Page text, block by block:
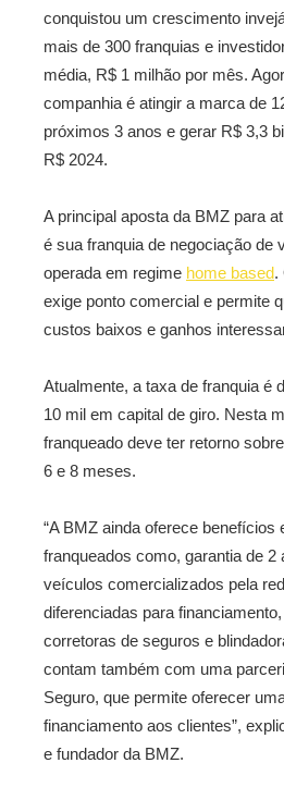
conquistou um crescimento
mais de 300 franquias e
média, R$ 1 milhão por mês.
companhia é atingir a marca de
próximos 3 anos e gerar R$ 3,3
R$ 2024.
A principal aposta da BMZ para
é sua franquia de negociação de
operada em regime home based.
exige ponto comercial e permite
custos baixos e ganhos
Atualmente, a taxa de franquia é
10 mil em capital de giro. Nesta
franqueado deve ter retorno
6 e 8 meses.
“A BMZ ainda oferece benefícios
franqueados como, garantia de 2
veículos comercializados pela
diferenciadas para
corretoras de seguros e
contam também com uma
Seguro, que permite oferecer
financiamento aos clientes”,
e fundador da BMZ.